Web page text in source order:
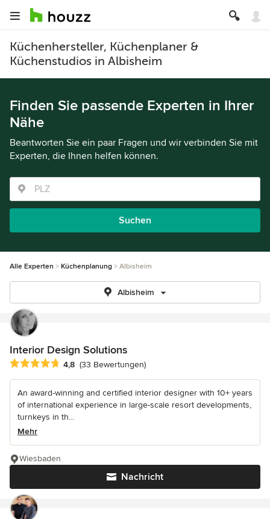
Küchenhersteller, Küchenplaner &
Küchenstudios in Albisheim
Finden Sie passende Experten in Ihrer
Nähe
Beantworten Sie ein paar Fragen und wir verbinden Sie mit
Experten, die Ihnen helfen können.
Suchen
Alle Experten Küchenplanung Albisheim
Albisheim
Interior Design Solutions
Durchschnittliche Bewertung: 4.8 von 5 Sternen
4,8 (33 Bewertungen)
An award-winning and certified interior designer with 10+ years
of international experience in large-scale resort developments,
turnkeys in th...
Mehr
Nachricht
Wiesbaden